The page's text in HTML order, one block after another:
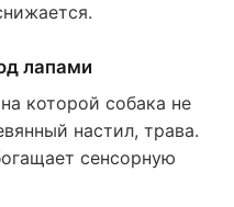
лапами
которой собака не
настил, трава.
сенсорную